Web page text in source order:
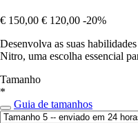
€ 150,00 € 120,00 -20%
Desenvolva as suas
Nitro, uma escolha essencial
Tamanho
*
Guia de tamanhos